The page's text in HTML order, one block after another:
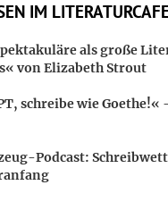
IM
als große
von Elizabeth Strout
schreibe wie Goethe!«
Podcast: